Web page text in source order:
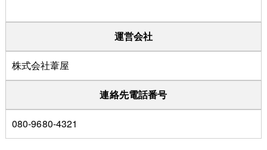
運営会社
株式会社葦屋
連絡先電話番号
080-9680-4321